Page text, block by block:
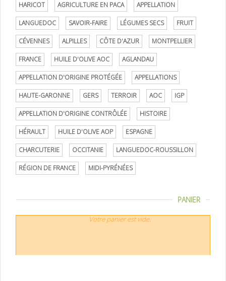
HARICOT AGRICULTURE EN PACA APPELLATION
LANGUEDOC SAVOIR-FAIRE LÉGUMES SECS FRUIT
CÉVENNES ALPILLES CÔTE D'AZUR MONTPELLIER
FRANCE HUILE D'OLIVE AOC AGLANDAU
APPELLATION D'ORIGINE PROTÉGÉE APPELLATIONS
HAUTE-GARONNE GERS TERROIR AOC IGP
APPELLATION D'ORIGINE CONTRÔLÉE HISTOIRE
HÉRAULT HUILE D'OLIVE AOP ESPAGNE
CHARCUTERIE OCCITANIE LANGUEDOC-ROUSSILLON
RÉGION DE FRANCE MIDI-PYRÉNÉES
PANIER
Votre panier est vide.